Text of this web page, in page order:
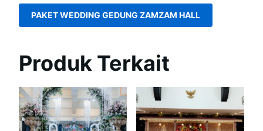
PAKET WEDDING GEDUNG ZAMZAM HALL
Produk Terkait